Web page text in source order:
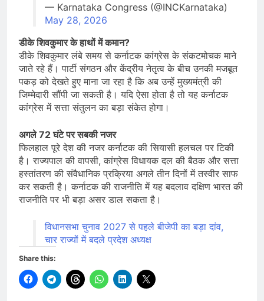
— Karnataka Congress (@INCKarnataka)
May 28, 2026
डीके शिवकुमार के हाथों में कमान?
डीके शिवकुमार लंबे समय से कर्नाटक कांग्रेस के संकटमोचक माने
जाते रहे हैं। पार्टी संगठन और केंद्रीय नेतृत्व के बीच उनकी मजबूत
पकड़ को देखते हुए माना जा रहा है कि अब उन्हें मुख्यमंत्री की
जिम्मेदारी सौंपी जा सकती है। यदि ऐसा होता है तो यह कर्नाटक
कांग्रेस में सत्ता संतुलन का बड़ा संकेत होगा।
अगले 72 घंटे पर सबकी नजर
फिलहाल पूरे देश की नजर कर्नाटक की सियासी हलचल पर टिकी
है। राज्यपाल की वापसी, कांग्रेस विधायक दल की बैठक और सत्ता
हस्तांतरण की संवैधानिक प्रक्रिया अगले तीन दिनों में तस्वीर साफ
कर सकती है। कर्नाटक की राजनीति में यह बदलाव दक्षिण भारत की
राजनीति पर भी बड़ा असर डाल सकता है।
विधानसभा चुनाव 2027 से पहले बीजेपी का बड़ा दांव,
चार राज्यों में बदले प्रदेश अध्यक्ष
Share this: